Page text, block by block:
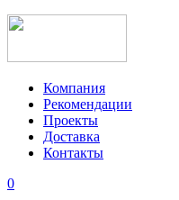
Компания
Рекомендации
Проекты
Доставка
Контакты
0